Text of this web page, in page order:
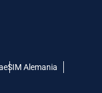
eSIM Alemania